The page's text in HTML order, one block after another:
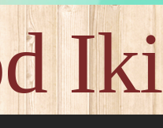
Iki